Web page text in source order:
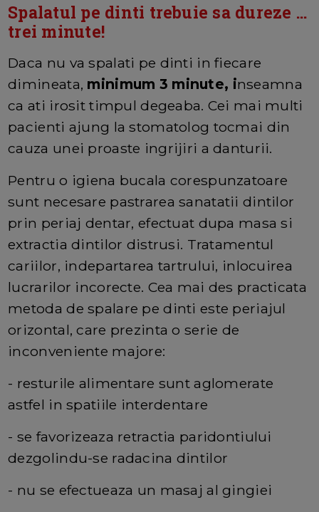
Spalatul pe dinti trebuie sa dureze ...
trei minute!
Daca nu va spalati pe dinti in fiecare
dimineata, minimum 3 minute, inseamna
ca ati irosit timpul degeaba. Cei mai multi
pacienti ajung la stomatolog tocmai din
cauza unei proaste ingrijiri a danturii.
Pentru o igiena bucala corespunzatoare
sunt necesare pastrarea sanatatii dintilor
prin periaj dentar, efectuat dupa masa si
extractia dintilor distrusi. Tratamentul
cariilor, indepartarea tartrului, inlocuirea
lucrarilor incorecte. Cea mai des practicata
metoda de spalare pe dinti este periajul
orizontal, care prezinta o serie de
inconveniente majore:
- resturile alimentare sunt aglomerate
astfel in spatiile interdentare
- se favorizeaza retractia paridontiului
dezgolindu-se radacina dintilor
- nu se efectueaza un masaj al gingiei